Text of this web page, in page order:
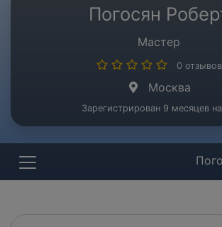
Погосян
Мастер
0 отзывов
Москва
Зарегистрирован 9 месяцев